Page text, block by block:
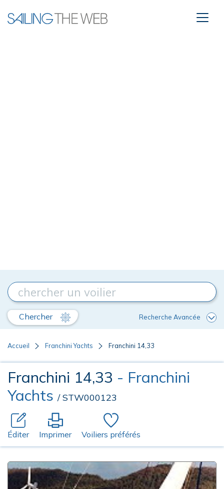
Chercher Recherche Avancée
Accueil Franchini Yachts Franchini 14,33
Franchini 14,33 - Franchini
Yachts / STW000123
Éditer Imprimer Voiliers préférés